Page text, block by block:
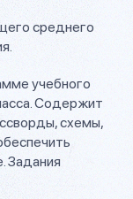
среднего
учебного
Содержит
схемы,
Задания